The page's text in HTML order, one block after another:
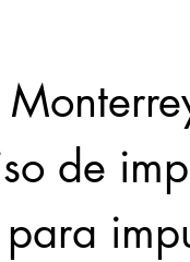
de
para